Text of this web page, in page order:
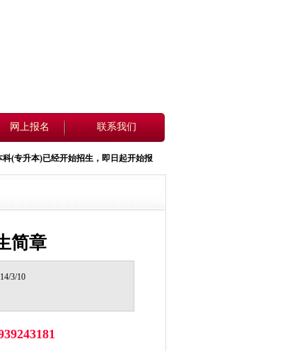
网上报名 联系我们
升本)已经开始招生，即日起开始报名，详情请看招生简章.报名咨询电话
简章
3/10